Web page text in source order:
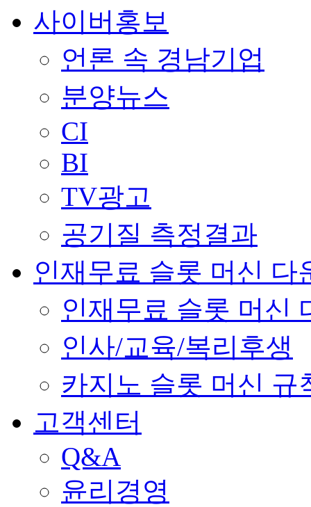
사이버홍보
언론 속 경남기업
분양뉴스
CI
BI
TV광고
공기질 측정결과
인재무료 슬롯 머신 다
인재무료 슬롯 머신
인사/교육/복리후생
카지노 슬롯 머신 규
고객센터
Q&A
윤리경영